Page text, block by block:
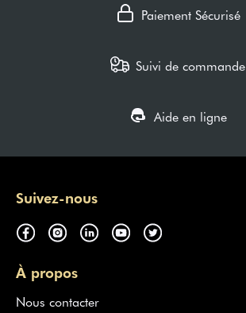
Paiement Sécurisé
Suivi de commande
Aide en ligne
Suivez-nous
À propos
Nous contacter